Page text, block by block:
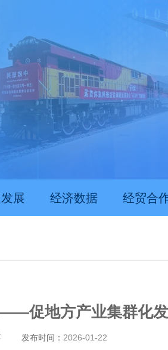
动经济持续向新向优向好发展 甘肃上半年新质生
展 经济数据 经贸合
促地方产业集群化
发布时间： 2026-01-22